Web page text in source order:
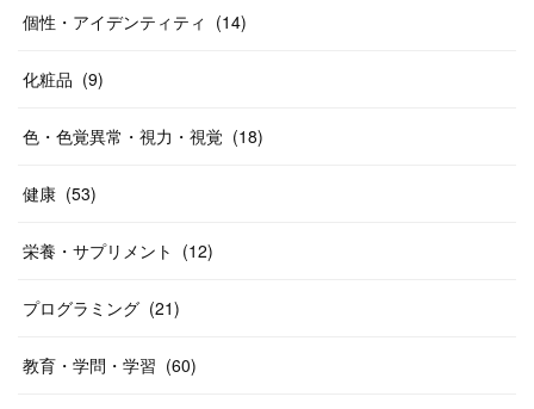
個性・アイデンティティ (14)
化粧品 (9)
色・色覚異常・視力・視覚 (18)
健康 (53)
栄養・サプリメント (12)
プログラミング (21)
教育・学問・学習 (60)